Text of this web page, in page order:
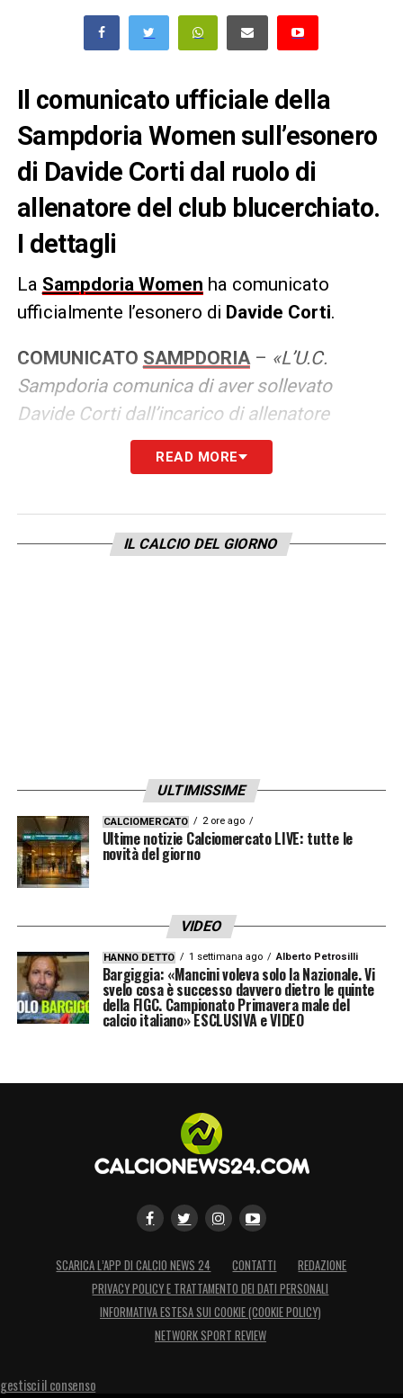
Il comunicato ufficiale della
Sampdoria Women sull’esonero
di Davide Corti dal ruolo di
allenatore del club blucerchiato.
I dettagli
La Sampdoria Women ha comunicato
ufficialmente l’esonero di Davide Corti.
COMUNICATO SAMPDORIA – «L’U.C.
Sampdoria comunica di aver sollevato
Davide Corti dall’incarico di allenatore
responsabile della prima squadra femminile.
Al tecnico vanno i ringraziamenti per
contempo la società comunica che la guida
READ MORE
IL CALCIO DEL GIORNO
ULTIMISSIME
CALCIOMERCATO 2 ore ago
Ultime notizie Calciomercato LIVE: tutte le
novità del giorno
VIDEO
HANNO DETTO 1 settimana ago Alberto Petrosilli
Bargiggia: «Mancini voleva solo la Nazionale. Vi
svelo cosa è successo davvero dietro le quinte
della FIGC. Campionato Primavera male del
calcio italiano» ESCLUSIVA e VIDEO
SCARICA L’APP DI CALCIO NEWS 24 CONTATTI
REDAZIONE
PRIVACY POLICY E TRATTAMENTO DEI DATI PERSONALI
INFORMATIVA ESTESA SUI COOKIE (COOKIE POLICY)
NETWORK SPORT REVIEW
gestisci il consenso